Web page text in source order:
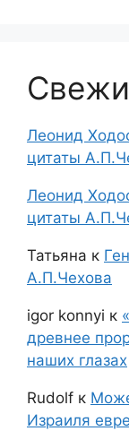
Леонид
цитаты
Леонид
цитаты
Татьяна к
А.П.Чехова
igor konnyi к
древнее
наших глазах
Rudolf к
Израиля